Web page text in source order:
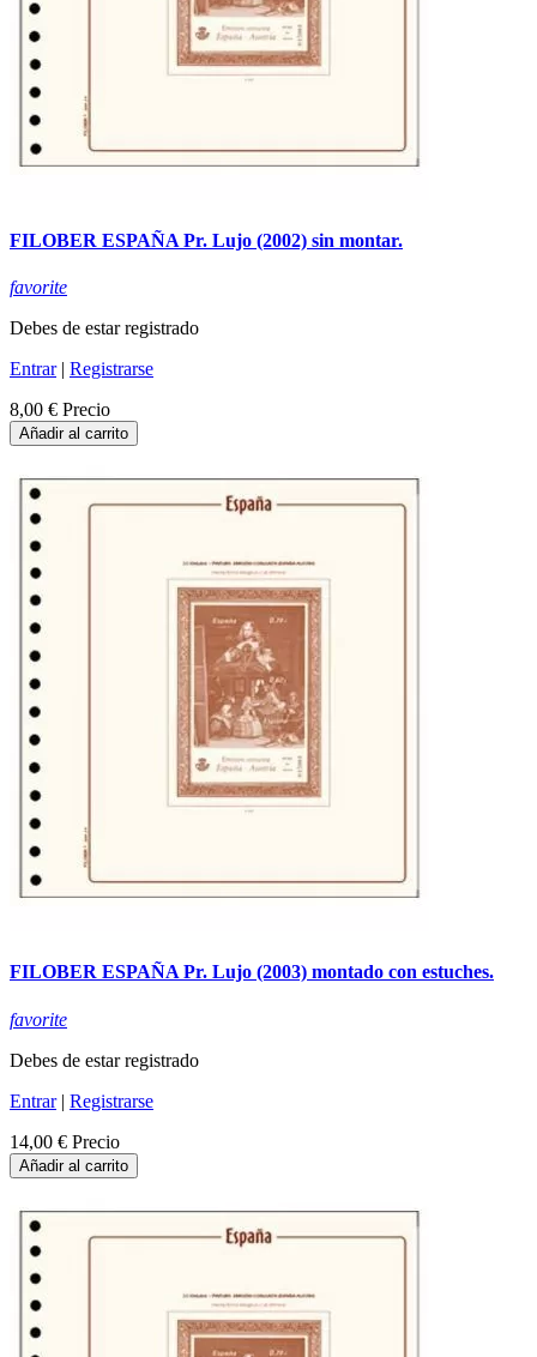
FILOBER ESPAÑA Pr. Lujo (2002) sin montar.
favorite
Debes de estar registrado
Entrar| Registrarse
8,00 € Precio
Añadir al carrito
FILOBER ESPAÑA Pr. Lujo (2003) montado con estuches.
favorite
Debes de estar registrado
Entrar| Registrarse
14,00 € Precio
Añadir al carrito